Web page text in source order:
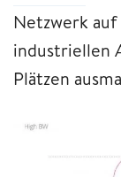
Netzwerk
industriellen
Plätzen